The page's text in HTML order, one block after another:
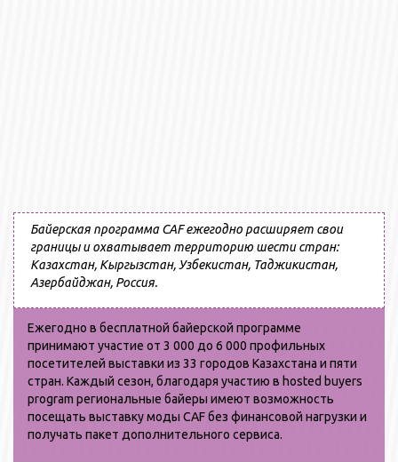
Байерская программа CAF ежегодно расширяет свои
границы и охватывает территорию шести стран:
Казахстан, Кыргызстан, Узбекистан, Таджикистан,
Азербайджан, Россия.
Ежегодно в бесплатной байерской программе
принимают участие от 3 000 до 6 000 профильных
посетителей выставки из 33 городов Казахстана и пяти
стран. Каждый сезон, благодаря участию в hosted buyers
program региональные байеры имеют возможность
посещать выставку моды CAF без финансовой нагрузки и
получать пакет дополнительного сервиса.